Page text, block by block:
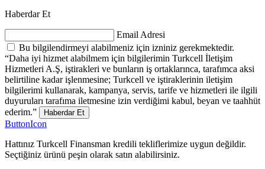
Haberdar Et
Email Adresi
Bu bilgilendirmeyi alabilmeniz için izniniz gerekmektedir.
“Daha iyi hizmet alabilmem için bilgilerimin Turkcell İletişim
Hizmetleri A.Ş, iştirakleri ve bunların iş ortaklarınca, tarafımca aksi
belirtiline kadar işlenmesine; Turkcell ve iştiraklerinin iletişim
bilgilerimi kullanarak, kampanya, servis, tarife ve hizmetleri ile ilgili
duyuruları tarafıma iletmesine izin verdiğimi kabul, beyan ve taahhüt
ederim.”
Haberdar Et
ButtonIcon
Hattınız Turkcell Finansman kredili tekliflerimize uygun değildir.
Seçtiğiniz ürünü peşin olarak satın alabilirsiniz.